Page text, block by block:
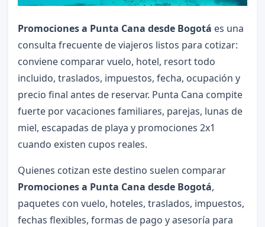
Promociones a Punta Cana desde Bogotá es una
consulta frecuente de viajeros listos para cotizar:
conviene comparar vuelo, hotel, resort todo
incluido, traslados, impuestos, fecha, ocupación y
precio final antes de reservar. Punta Cana compite
fuerte por vacaciones familiares, parejas, lunas de
miel, escapadas de playa y promociones 2x1
cuando existen cupos reales.
Quienes cotizan este destino suelen comparar
Promociones a Punta Cana desde Bogotá,
paquetes con vuelo, hoteles, traslados, impuestos,
fechas flexibles, formas de pago y asesoría para